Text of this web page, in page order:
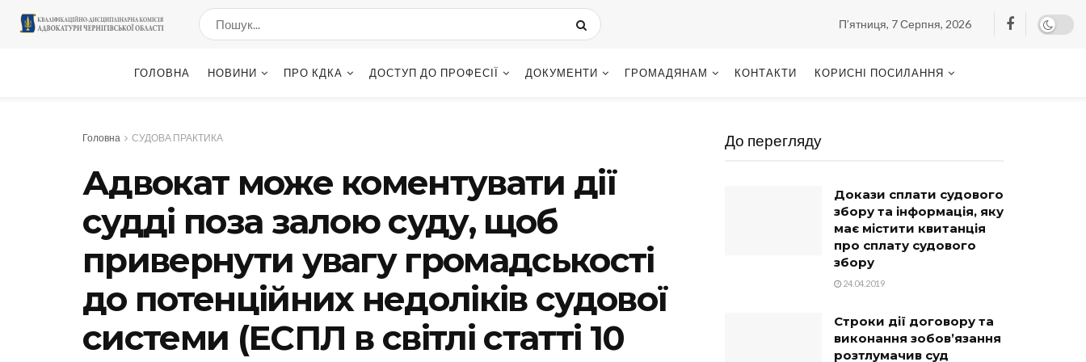
П’ятниця, 7 Серпня, 2026
ГОЛОВНА НОВИНИ ПРО КДКА ДОСТУП ДО ПРОФЕСІЇ ДОКУМЕНТИ ГРОМАДЯНАМ КОНТАКТИ КОРИСНІ ПОСИЛАННЯ
Головна СУДОВА ПРАКТИКА
Адвокат може коментувати дії
судді поза залою суду, щоб
привернути увагу громадськості
до потенційних недоліків судової
системи (ЕСПЛ в світлі статті 10
До перегляду
Докази сплати судового
збору та інформація, яку
має містити квитанція
про сплату судового
збору
24.04.2019
Строки дії договору та
виконання зобов’язання
розтлумачив суд